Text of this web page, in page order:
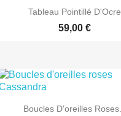
 Aperçu rapide
Tableau Pointillé D'Ocre
59,00 €
 Aperçu rapide
Boucles D'oreilles